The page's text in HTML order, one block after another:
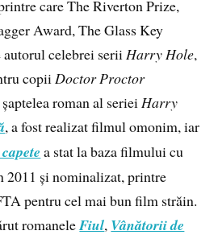
care The Riverton Prize,
Award, The Glass Key
autorul celebrei seriiHarry Hole,
copiiDoctor Proctor
roman al serieiHarry
, a fost realizat filmul omonim, iar
a stat la baza filmului cu
2011 și nominalizat, printre
pentru cel mai bun film străin.
romaneleFiul, Vânătorii de